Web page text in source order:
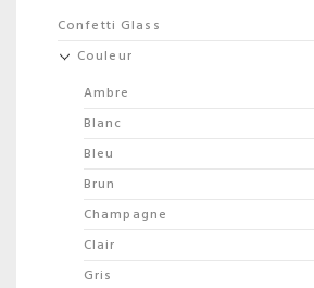
Confetti Glass
Couleur
Ambre
Blanc
Bleu
Brun
Champagne
Clair
Gris